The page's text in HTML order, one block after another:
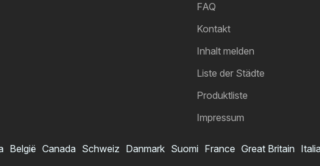
FAQ
Kontakt
Inhalt melden
Liste der Städte
Produktliste
Impressum
België Canada Schweiz Danmark Suomi France Great Britain